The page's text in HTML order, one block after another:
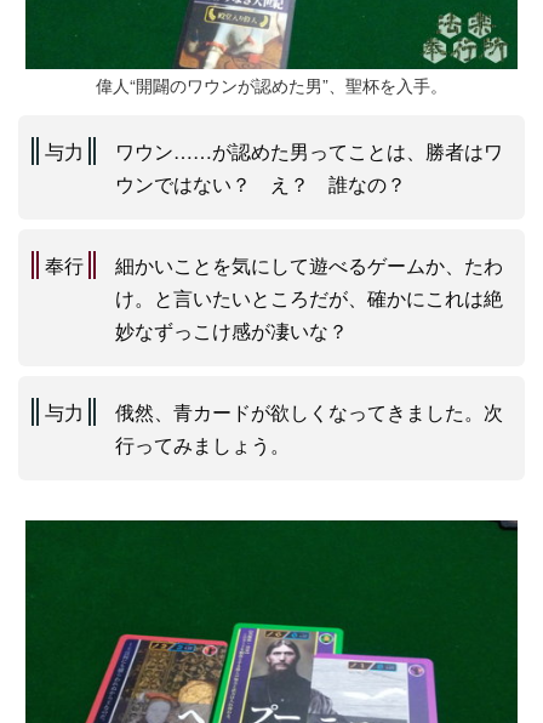
偉人“開闢のワウンが認めた男”、聖杯を入手。
与力
ワウン……が認めた男ってことは、勝者はワ
ウンではない？ え？ 誰なの？
奉行
細かいことを気にして遊べるゲームか、たわ
け。と言いたいところだが、確かにこれは絶
妙なずっこけ感が凄いな？
与力
俄然、青カードが欲しくなってきました。次
行ってみましょう。